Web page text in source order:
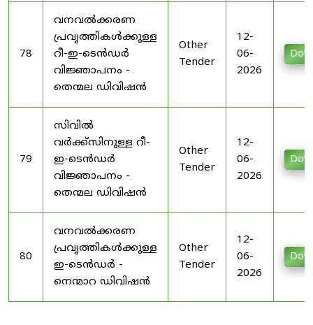
78
വനവൽക്കരണ
പ്രവൃത്തികൾക്കുള്ള
റീ-ഇ-ടെൻഡർ
വിജ്ഞാപനം -
തെന്മല ഡിവിഷൻ
Other
Tender
12-
06-
2026
79
സിവിൽ
വർക്ക്സിനുള്ള റീ-
ഇ-ടെൻഡർ
വിജ്ഞാപനം -
തെന്മല ഡിവിഷൻ
Other
Tender
12-
06-
2026
80
വനവൽക്കരണ
പ്രവൃത്തികൾക്കുള്ള
ഇ-ടെൻഡർ -
നെന്മാറ ഡിവിഷൻ
Other
Tender
12-
06-
2026